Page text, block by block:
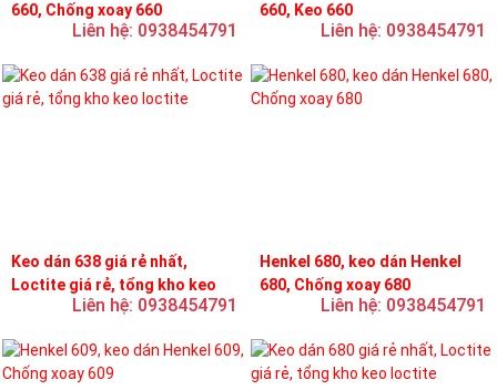
660, Chống xoay 660
Liên hệ: 0938454791
660, Keo 660
Liên hệ: 0938454791
Keo dán 638 giá rẻ nhất,
Loctite giá rẻ, tổng kho keo
Liên hệ: 0938454791
Henkel 680, keo dán Henkel
680, Chống xoay 680
Liên hệ: 0938454791